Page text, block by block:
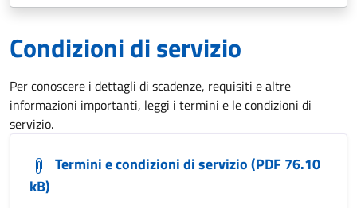
Condizioni di servizio
Per conoscere i dettagli di scadenze, requisiti e altre
informazioni importanti, leggi i termini e le condizioni di
servizio.
Termini e condizioni di servizio (PDF 76.10
kB)